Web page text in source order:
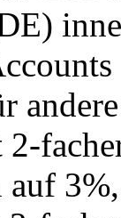
auf 3%,